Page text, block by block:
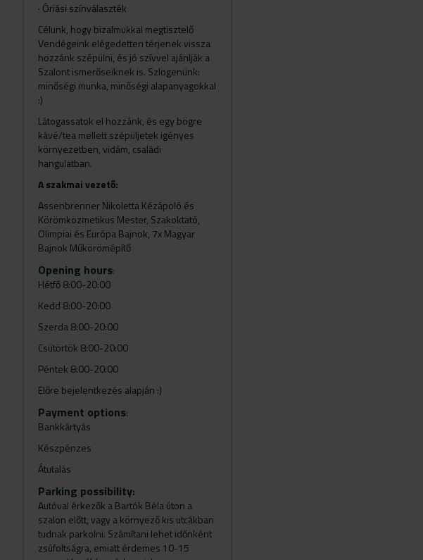
· Óriási színválaszték
Célunk, hogy bizalmukkal megtisztelő
Vendégeink elégedetten térjenek vissza
hozzánk szépülni, és jó szívvel ajánlják a
Szalont ismerőseiknek is. Szlogenünk:
minőségi munka, minőségi alapanyagokkal
:)
Látogassatok el hozzánk, és egy bögre
kávé/tea mellett szépüljetek igényes
környezetben, vidám, családi
hangulatban.
A szakmai vezető:
Assenbrenner Nikoletta Kézápoló és
Körömkozmetikus Mester, Szakoktató,
Olimpiai és Európa Bajnok, 7x Magyar
Bajnok Műkörömépítő
Opening hours:
Hétfő 8:00-20:00
Kedd 8:00-20:00
Szerda 8:00-20:00
Csütörtök 8:00-20:00
Péntek 8:00-20:00
Előre bejelentkezés alapján :)
Payment options:
Bankkártyás
Készpénzes
Átutalás
Parking possibility:
Autóval érkezők a Bartók Béla úton a
szalon előtt, vagy a környező kis utcákban
tudnak parkolni. Számítani lehet időnként
zsúfoltságra, emiatt érdemes 10-15